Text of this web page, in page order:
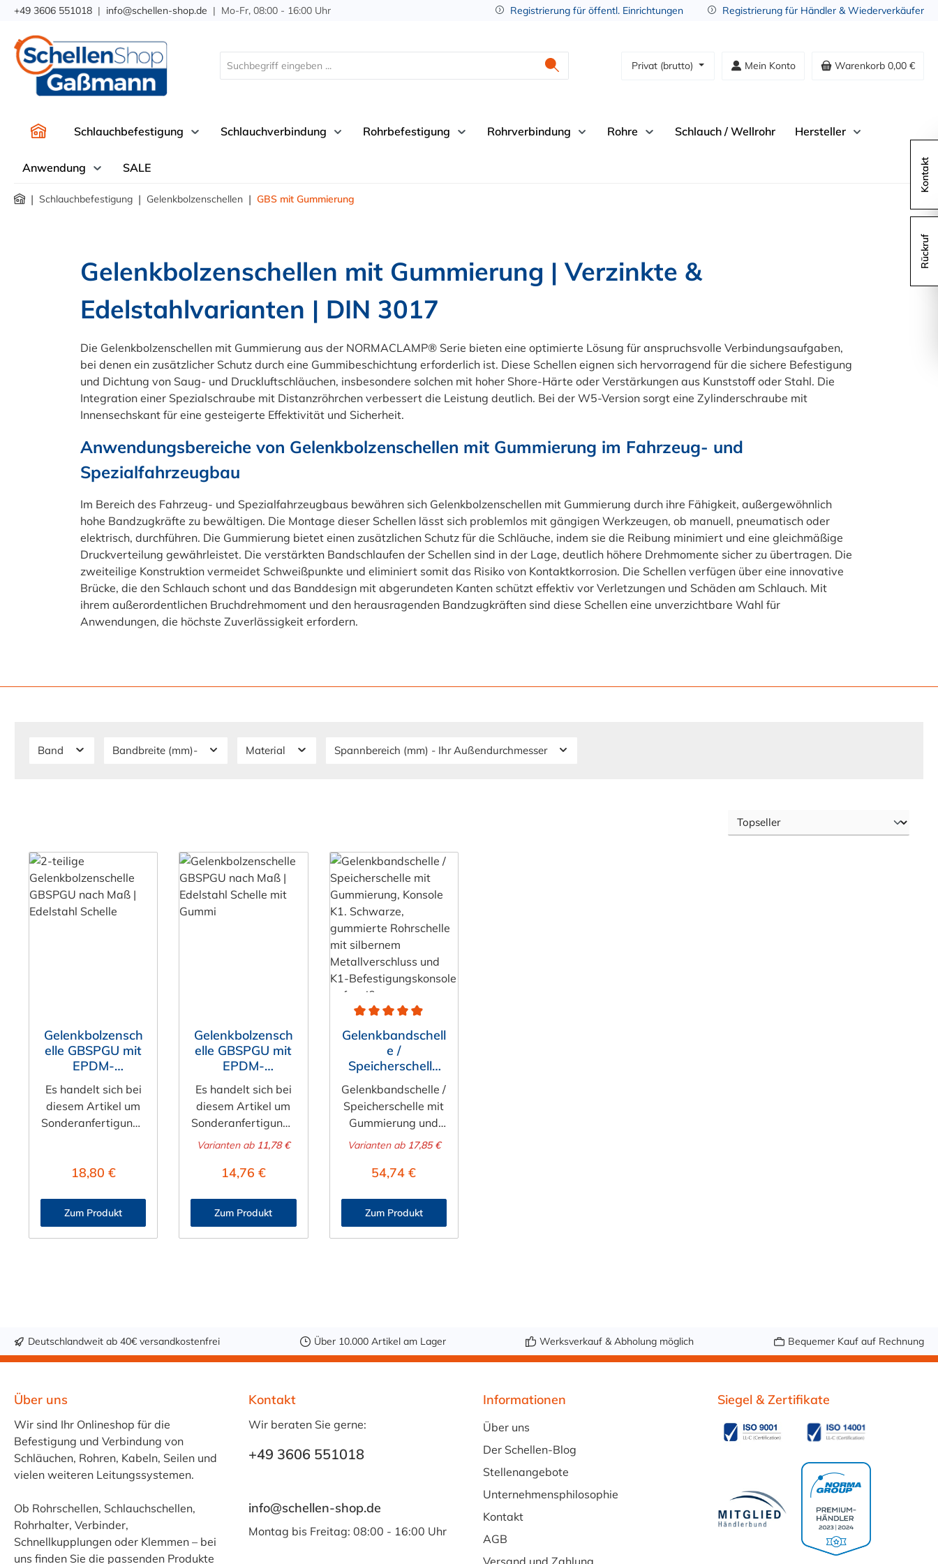
Zur Hauptnavigation springen
+49 3606 551018 | info@schellen-shop.de | Mo-Fr, 08:00 - 16:00 Uhr Registrierung für öffentl. Einrichtungen Registrierung für Händler & Wiederverkäufer
Privat (brutto) Mein Konto Warenkorb 0,00 €
Schlauchbefestigung Schlauchverbindung Rohrbefestigung Rohrverbindung Rohre Schlauch / Wellrohr Hersteller
Anwendung SALE
| Schlauchbefestigung | Gelenkbolzenschellen | GBS mit Gummierung
Gelenkbolzenschellen mit Gummierung | Verzinkte &
Edelstahlvarianten | DIN 3017
Die Gelenkbolzenschellen mit Gummierung aus der NORMACLAMP® Serie bieten eine optimierte Lösung für anspruchsvolle Verbindungsaufgaben,
bei denen ein zusätzlicher Schutz durch eine Gummibeschichtung erforderlich ist. Diese Schellen eignen sich hervorragend für die sichere Befestigung
und Dichtung von Saug- und Druckluftschläuchen, insbesondere solchen mit hoher Shore-Härte oder Verstärkungen aus Kunststoff oder Stahl. Die
Integration einer Spezialschraube mit Distanzröhrchen verbessert die Leistung deutlich. Bei der W5-Version sorgt eine Zylinderschraube mit
Innensechskant für eine gesteigerte Effektivität und Sicherheit.
Anwendungsbereiche von Gelenkbolzenschellen mit Gummierung im Fahrzeug- und
Spezialfahrzeugbau
Im Bereich des Fahrzeug- und Spezialfahrzeugbaus bewähren sich Gelenkbolzenschellen mit Gummierung durch ihre Fähigkeit, außergewöhnlich
hohe Bandzugkräfte zu bewältigen. Die Montage dieser Schellen lässt sich problemlos mit gängigen Werkzeugen, ob manuell, pneumatisch oder
elektrisch, durchführen. Die Gummierung bietet einen zusätzlichen Schutz für die Schläuche, indem sie die Reibung minimiert und eine gleichmäßige
Druckverteilung gewährleistet. Die verstärkten Bandschlaufen der Schellen sind in der Lage, deutlich höhere Drehmomente sicher zu übertragen. Die
zweiteilige Konstruktion vermeidet Schweißpunkte und eliminiert somit das Risiko von Kontaktkorrosion. Die Schellen verfügen über eine innovative
Brücke, die den Schlauch schont und das Banddesign mit abgerundeten Kanten schützt effektiv vor Verletzungen und Schäden am Schlauch. Mit
ihrem außerordentlichen Bruchdrehmoment und den herausragenden Bandzugkräften sind diese Schellen eine unverzichtbare Wahl für
Anwendungen, die höchste Zuverlässigkeit erfordern.
Band Bandbreite (mm)- Material Spannbereich (mm) - Ihr Außendurchmesser
Gelenkbolzensch
elle GBSPGU mit
EPDM-
Gummierung
nach Maß, 2-
teilig, ohne
Brücke
Es handelt sich bei
diesem Artikel um
Sonderanfertigunge
ausgeschlossen.
Sie:Der
Durchmesser kann
durch die
werden!Bandbreite
20 mm: +/- 5,0 mm
ndbreite 25 mm: +/-
8,0 mm -
Schraube M8x70Ba
ndbreite 30 mm: +/-
10,0 mm -
Zweiteilige
Gelenkbolzenschelle
GBSPGU nach Maß
| Edelstahl
Regulärer Preis:
18,80 €
Zum Produkt
Gelenkbolzensch
elle GBSPGU mit
EPDM-
Gummierung
nach Maß, 1-
teilig, ohne
Brücke
Es handelt sich bei
diesem Artikel um
Sonderanfertigunge
n, diese sind vom
ausgeschlossen.
Sie:Der
Durchmesser kann
durch die
werden!Bandbreite
20 mm: +/- 2,5 mm
Schraube M6x50Ba
ndbreite 25 mm: +/-
4,0 mm -
ndbreite 30 mm: +/-
Gelenkbolzenschelle
GBSPGU nach Maß
Schlauchschelle mit
Varianten ab11,78 €
Regulärer Preis:
14,76 €
Zum Produkt
Durchschnittliche Bewertung von 4.9 von 5 Sternen
Gelenkbandschell
e /
Speicherschelle
mit Gummierung,
Konsole K1
Gelenkbandschelle /
Speicherschelle mit
Gummierung und
Konsole K1 Diese
(auch
gummierter Einlage
und passender
Konsole K1 eignet
Beispiel
Hydrospeichern,
Haltekraft mit
Lagerung der
stabile Montage an
Wänden, Gestellen
Varianten ab17,85 €
Regulärer Preis:
54,74 €
Zum Produkt
Deutschlandweit ab 40€ versandkostenfrei Über 10.000 Artikel am Lager Werksverkauf & Abholung möglich Bequemer Kauf auf Rechnung
Über uns
Wir sind Ihr Onlineshop für die
Befestigung und Verbindung von
Schläuchen, Rohren, Kabeln, Seilen und
vielen weiteren Leitungssystemen.
Ob Rohrschellen, Schlauchschellen,
Rohrhalter, Verbinder,
Schnellkupplungen oder Klemmen – bei
uns finden Sie die passenden Produkte
Kontakt
Wir beraten Sie gerne:
+49 3606 551018
info@schellen-shop.de
Montag bis Freitag: 08:00 - 16:00 Uhr
Informationen
Über uns
Der Schellen-Blog
Stellenangebote
Unternehmensphilosophie
Kontakt
AGB
Versand und Zahlung
Siegel & Zertifikate
Kontakt
Rückruf